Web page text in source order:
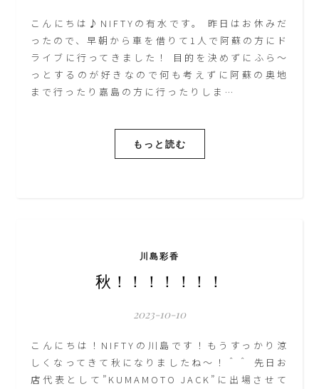
こんにちは♪NIFTYの有水です。 昨日はお休みだ
ったので、早朝から車を借りて1人で阿蘇の方にド
ライブに行ってきました！ 目的を決めずにふら～
っとするのが好きなので何も考えずに阿蘇の奥地
まで行ったり嘉島の方に行ったりしま…
もっと読む
川島彩香
秋！！！！！！！
2023-10-10
こんにちは！NIFTYの川島です！もうすっかり涼
しくなってきて秋になりましたね～！＾＾ 先日お
店代表として”KUMAMOTO JACK”に出場させて